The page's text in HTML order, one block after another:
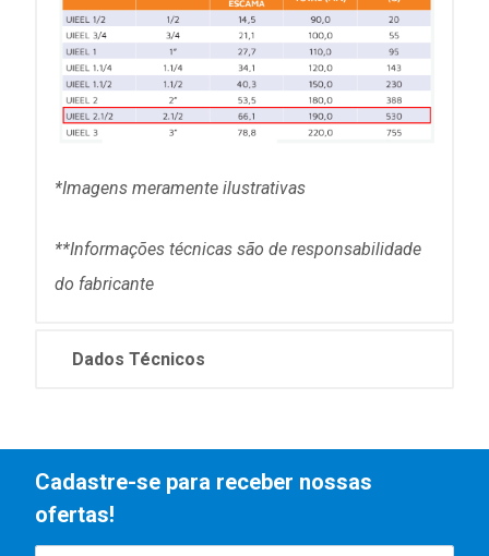
*Imagens meramente ilustrativas
**Informações técnicas são de responsabilidade
do fabricante
Dados Técnicos
Cadastre-se para receber nossas
ofertas!